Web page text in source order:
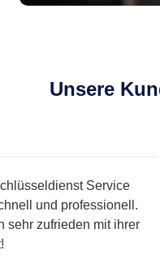
Unsere
Service
und professionell.
zufrieden mit ihrer